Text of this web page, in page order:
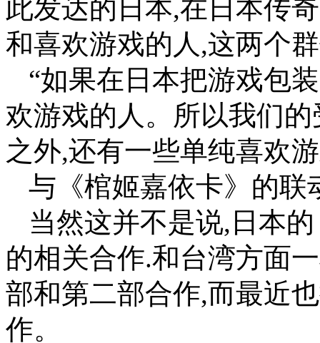
此发达的日本,在日本传
和喜欢游戏的人,这两个
“如果在日本把游戏包
欢游戏的人。所以我们
之外,还有一些单纯喜欢
与《棺姬嘉依卡》的联
当然这并不是说,日本
的相关合作.和台湾方面
部和第二部合作,而最近
作。